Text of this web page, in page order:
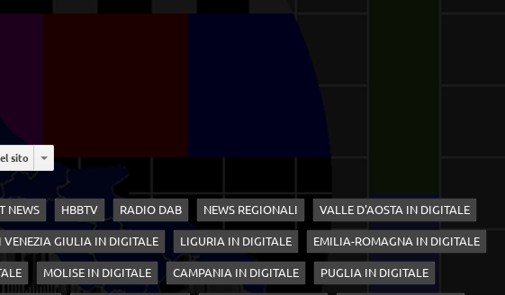
sito
NEWS HBBTV RADIO DAB NEWS REGIONALI VALLE D'AOSTA IN DIGITALE
VENEZIA GIULIA IN DIGITALE LIGURIA IN DIGITALE EMILIA-ROMAGNA IN DIGITALE
MOLISE IN DIGITALE CAMPANIA IN DIGITALE PUGLIA IN DIGITALE